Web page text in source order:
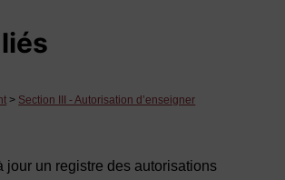
> Section III - Autorisation d’enseigner
jour un registre des autorisations